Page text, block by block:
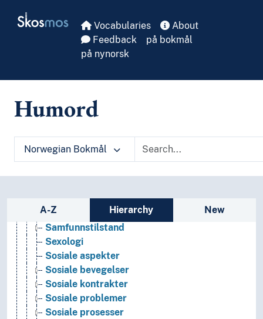
Skosmos Vocabularies
About
Feedback
på bokmål
på nynorsk
Humord
Norwegian Bokmål
Sidebar listing: list and traverse
A-Z Hierarchy New
Samfunnsvitenskap
Bygdeforskning
Demografi
Framtidsforskning
Medievitenskap
Praxeologi
Sosialantropologi
Sosiologi
Kriminologi
Samfunn
Samfunnstilstand
Sexologi
Sosiale aspekter
Sosiale bevegelser
Sosiale kontrakter
Sosiale problemer
Sosiale prosesser